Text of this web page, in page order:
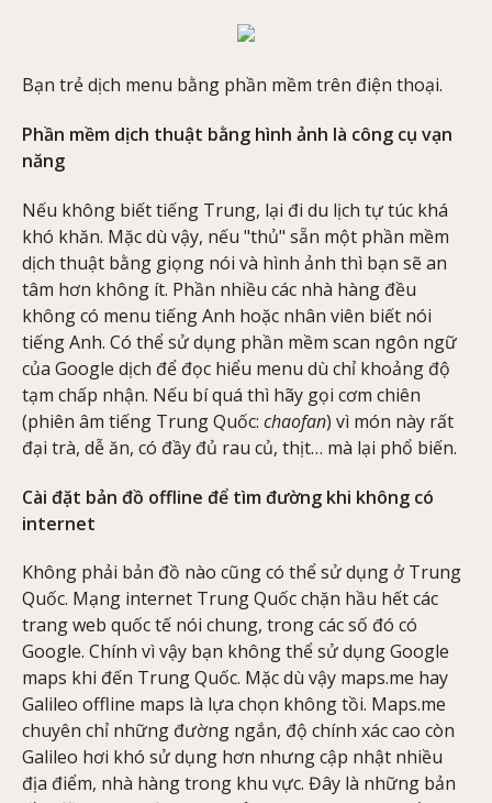
Bạn trẻ dịch menu bằng phần mềm trên điện thoại.
Phần mềm dịch thuật bằng hình ảnh là công cụ vạn
năng
Nếu không biết tiếng Trung, lại đi du lịch tự túc khá
khó khăn. Mặc dù vậy, nếu "thủ" sẵn một phần mềm
dịch thuật bằng giọng nói và hình ảnh thì bạn sẽ an
tâm hơn không ít. Phần nhiều các nhà hàng đều
không có menu tiếng Anh hoặc nhân viên biết nói
tiếng Anh. Có thể sử dụng phần mềm scan ngôn ngữ
của Google dịch để đọc hiểu menu dù chỉ khoảng độ
tạm chấp nhận. Nếu bí quá thì hãy gọi cơm chiên
(phiên âm tiếng Trung Quốc: chaofan) vì món này rất
đại trà, dễ ăn, có đầy đủ rau củ, thịt… mà lại phổ biến.
Cài đặt bản đồ offline để tìm đường khi không có
internet
Không phải bản đồ nào cũng có thể sử dụng ở Trung
Quốc. Mạng internet Trung Quốc chặn hầu hết các
trang web quốc tế nói chung, trong các số đó có
Google. Chính vì vậy bạn không thể sử dụng Google
maps khi đến Trung Quốc. Mặc dù vậy maps.me hay
Galileo offline maps là lựa chọn không tồi. Maps.me
chuyên chỉ những đường ngắn, độ chính xác cao còn
Galileo hơi khó sử dụng hơn nhưng cập nhật nhiều
địa điểm, nhà hàng trong khu vực. Đây là những bản